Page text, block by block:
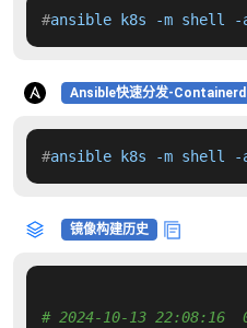
#ansible k8s -m shell -
Ansible快速分发-Containerd
#ansible k8s -m shell -
镜像构建历史
# 2024-10-13 22:08:16